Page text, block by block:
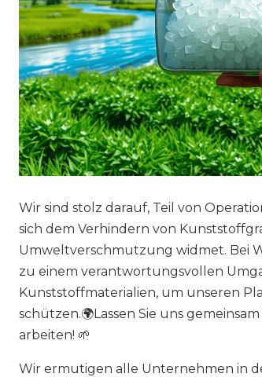
Wir sind stolz darauf, Teil von
sich dem Verhindern von
Umweltverschmutzung widmet. Bei
zu einem verantwortungsvollen
Kunststoffmaterialien, um unseren
schützen.🌍Lassen Sie uns
arbeiten! 🌱
Wir ermutigen alle Unternehmen in